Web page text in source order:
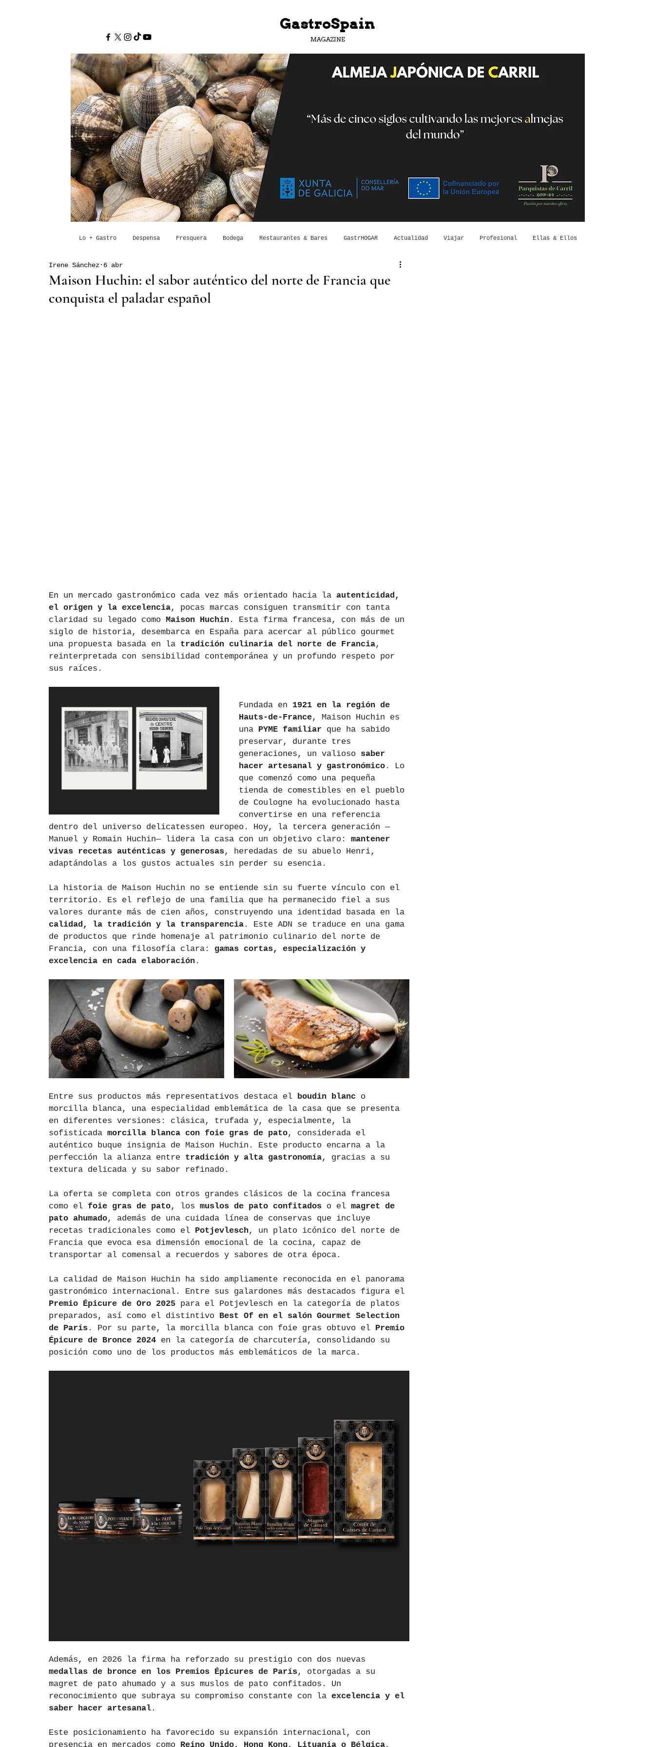
GastroSpain
MAGAZINE
Lo + Gastro Despensa Fresquera Bodega Restaurantes & Bares GastrHOGAR Actualidad Viajar Profesional Ellas & Ellos
Maison Huchin: el sabor auténtico del norte de Francia que
conquista el paladar español
Irene Sánchez 6 abr
En un mercado gastronómico cada vez más orientado hacia la autenticidad,
el origen y la excelencia, pocas marcas consiguen transmitir con tanta
claridad su legado como Maison Huchin . Esta firma francesa, con más de un
siglo de historia, desembarca en España para acercar al público gourmet
una propuesta basada en la tradición culinaria del norte de Francia,
reinterpretada con sensibilidad contemporánea y un profundo respeto por
sus raíces.
Fundada en 1921 en la región de
Hauts-de-France, Maison Huchin es
una PYME familiar que ha sabido
preservar, durante tres
generaciones, un valioso saber
hacer artesanal y gastronómico . Lo
que comenzó como una pequeña
tienda de comestibles en el pueblo
de Coulogne ha evolucionado hasta
convertirse en una referencia
dentro del universo delicatessen europeo. Hoy, la tercera generación —
Manuel y Romain Huchin— lidera la casa con un objetivo claro: mantener
vivas recetas auténticas y generosas, heredadas de su abuelo Henri,
adaptándolas a los gustos actuales sin perder su esencia.
La historia de Maison Huchin no se entiende sin su fuerte vínculo con el
territorio. Es el reflejo de una familia que ha permanecido fiel a sus
valores durante más de cien años, construyendo una identidad basada en la
calidad, la tradición y la transparencia . Este ADN se traduce en una gama
de productos que rinde homenaje al patrimonio culinario del norte de
Francia, con una filosofía clara: gamas cortas, especialización y
excelencia en cada elaboración .
Entre sus productos más representativos destaca el boudin blanc o
morcilla blanca, una especialidad emblemática de la casa que se presenta
en diferentes versiones: clásica, trufada y, especialmente, la
sofisticada morcilla blanca con foie gras de pato, considerada el
auténtico buque insignia de Maison Huchin. Este producto encarna a la
perfección la alianza entre tradición y alta gastronomía, gracias a su
textura delicada y su sabor refinado.
La oferta se completa con otros grandes clásicos de la cocina francesa
como el foie gras de pato, los muslos de pato confitados o el magret de
pato ahumado, además de una cuidada línea de conservas que incluye
recetas tradicionales como el Potjevlesch, un plato icónico del norte de
Francia que evoca esa dimensión emocional de la cocina, capaz de
transportar al comensal a recuerdos y sabores de otra época.
La calidad de Maison Huchin ha sido ampliamente reconocida en el panorama
gastronómico internacional. Entre sus galardones más destacados figura el
Premio Épicure de Oro 2025 para el Potjevlesch en la categoría de platos
preparados, así como el distintivo Best Of en el salón Gourmet Selection
de París . Por su parte, la morcilla blanca con foie gras obtuvo el Premio
Épicure de Bronce 2024 en la categoría de charcutería, consolidando su
posición como uno de los productos más emblemáticos de la marca.
Además, en 2026 la firma ha reforzado su prestigio con dos nuevas
medallas de bronce en los Premios Épicures de París, otorgadas a su
magret de pato ahumado y a sus muslos de pato confitados. Un
reconocimiento que subraya su compromiso constante con la excelencia y el
saber hacer artesanal .
Este posicionamiento ha favorecido su expansión internacional, con
presencia en mercados como Reino Unido, Hong Kong, Lituania o Bélgica,